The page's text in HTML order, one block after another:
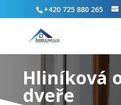
+420 725 880 265
Hliníková
dveře